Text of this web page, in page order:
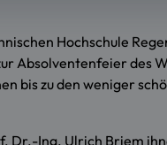
Hochschule
Absolventenfeier des
bis zu den weniger
Dr.-Ing. Ulrich Briem